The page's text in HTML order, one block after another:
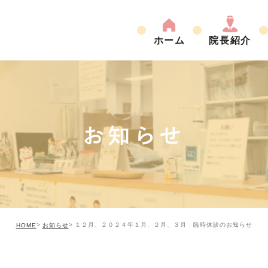
ホーム 院長紹介
お知らせ
HOME お知らせ １２月、２０２４年１月、２月、３月 臨時休診のお知らせ